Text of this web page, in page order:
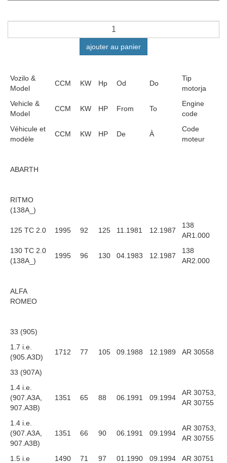
ajouter au panier
Vozilo &
Model
CCM KW Hp Od Do
Tip
motorja
Vehicle &
Model
CCM KW HP From To
Engine
code
Véhicule et
modèle
CCM KW HP De À
Code
moteur
ABARTH
RITMO
(138A_)
125 TC 2.0 1995 92 125 11.1981 12.1987
138
AR1.000
130 TC 2.0
(138A_)
1995 96 130 04.1983 12.1987
138
AR2.000
ALFA
ROMEO
33 (905)
1.7 i.e.
(905.A3D)
1712 77 105 09.1988 12.1989 AR 30558
33 (907A)
1.4 i.e.
(907.A3A,
907.A3B)
1351 65 88 06.1991 09.1994
AR 30753,
AR 30755
1.4 i.e.
(907.A3A,
907.A3B)
1351 66 90 06.1991 09.1994
AR 30753,
AR 30755
1.5 i.e 1490 71 97 01.1990 09.1994
AR 30751